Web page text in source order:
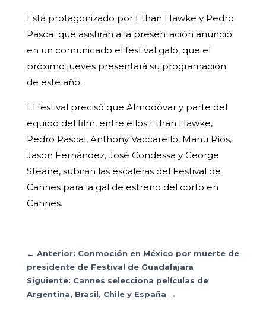
Está protagonizado por Ethan Hawke y Pedro
Pascal que asistirán a la presentación anunció
en un comunicado el festival galo, que el
próximo jueves presentará su programación
de este año.
El festival precisó que Almodóvar y parte del
equipo del film, entre ellos Ethan Hawke,
Pedro Pascal, Anthony Vaccarello, Manu Ríos,
Jason Fernández, José Condessa y George
Steane, subirán las escaleras del Festival de
Cannes para la gal de estreno del corto en
Cannes.
← Anterior: Conmoción en México por muerte de
presidente de Festival de Guadalajara
Siguiente: Cannes selecciona películas de
Argentina, Brasil, Chile y España →